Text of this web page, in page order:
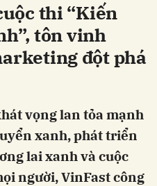
thi “Kiến
tôn vinh
đột phá
vọng lan tỏa mạnh
xanh, phát triển
lai xanh và cuộc
người, VinFast công